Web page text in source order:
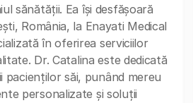
sănătății. Ea își desfășoară
România, la Enayati Medical
în oferirea serviciilor
Dr. Catalina este dedicată
pacienților săi, punând mereu
personalizate și soluții